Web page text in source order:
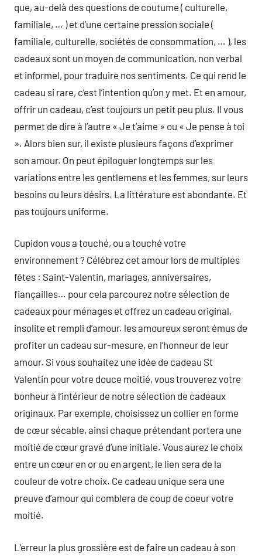
que, au-delà des questions de coutume ( culturelle,
familiale, … ) et d’une certaine pression sociale (
familiale, culturelle, sociétés de consommation, … ), les
cadeaux sont un moyen de communication, non verbal
et informel, pour traduire nos sentiments. Ce qui rend le
cadeau si rare, c’est l’intention qu’on y met. Et en amour,
offrir un cadeau, c’est toujours un petit peu plus. Il vous
permet de dire à l’autre « Je t’aime » ou « Je pense à toi
». Alors bien sur, il existe plusieurs façons d’exprimer
son amour. On peut épiloguer longtemps sur les
variations entre les gentlemens et les femmes, sur leurs
besoins ou leurs désirs. La littérature est abondante. Et
pas toujours uniforme.
Cupidon vous a touché, ou a touché votre
environnement ? Célébrez cet amour lors de multiples
fêtes : Saint-Valentin, mariages, anniversaires,
fiançailles… pour cela parcourez notre sélection de
cadeaux pour ménages et offrez un cadeau original,
insolite et rempli d’amour. les amoureux seront émus de
profiter un cadeau sur-mesure, en l’honneur de leur
amour. Si vous souhaitez une idée de cadeau St
Valentin pour votre douce moitié, vous trouverez votre
bonheur à l’intérieur de notre sélection de cadeaux
originaux. Par exemple, choisissez un collier en forme
de cœur sécable, ainsi chaque prétendant portera une
moitié de cœur gravé d’une initiale. Vous aurez le choix
entre un cœur en or ou en argent, le lien sera de la
couleur de votre choix. Ce cadeau unique sera une
preuve d’amour qui comblera de coup de coeur votre
moitié.
L’erreur la plus grossière est de faire un cadeau à son